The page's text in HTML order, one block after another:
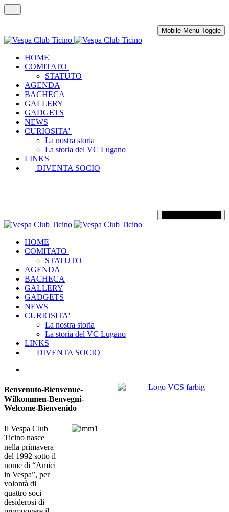
Mobile Menu Toggle
HOME
COMITATO
STATUTO
AGENDA
BACHECA
GALLERY
GADGETS
NEWS
CURIOSITA'
La nostra storia
La storia del VC Lugano
LINKS
DIVENTA SOCIO
HOME
COMITATO
STATUTO
AGENDA
BACHECA
GALLERY
GADGETS
NEWS
CURIOSITA'
La nostra storia
La storia del VC Lugano
LINKS
DIVENTA SOCIO
Benvenuto-Bienvenue-
Wilkommen-Benvegni-
Welcome-Bienvenido
Il Vespa Club
Ticino nasce
nella primavera
del 1992 sotto il
nome di “Amici
in Vespa”, per
volontà di
quattro soci
desiderosi di